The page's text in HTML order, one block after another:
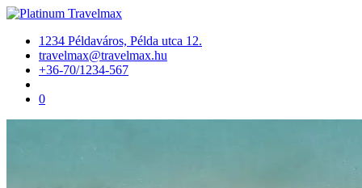
1234 Példaváros, Példa utca 12.
travelmax@travelmax.hu
+36-70/1234-567
0